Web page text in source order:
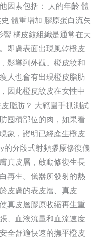
因素包括： 人的年齡 體
體重增加 膠原蛋白流失
橘皮紋組織是通常在大
即膚表面出現風乾橙皮
影響到外觀。橙皮紋和
人也會有出現橙皮脂肪
因此橙皮紋皮在女性中
脂肪？ 大範圍手抓測試
囤積部位的肉，如果看
象，證明已經產生橙皮
的分段式射頻膠原修復儀
真皮層，啟動修復生長
再生。儀器所發射的熱
皮膚的表皮層、真皮
真皮層膠原收縮再生重
、血液流量和血流速度
全舒適快速的撫平橙皮